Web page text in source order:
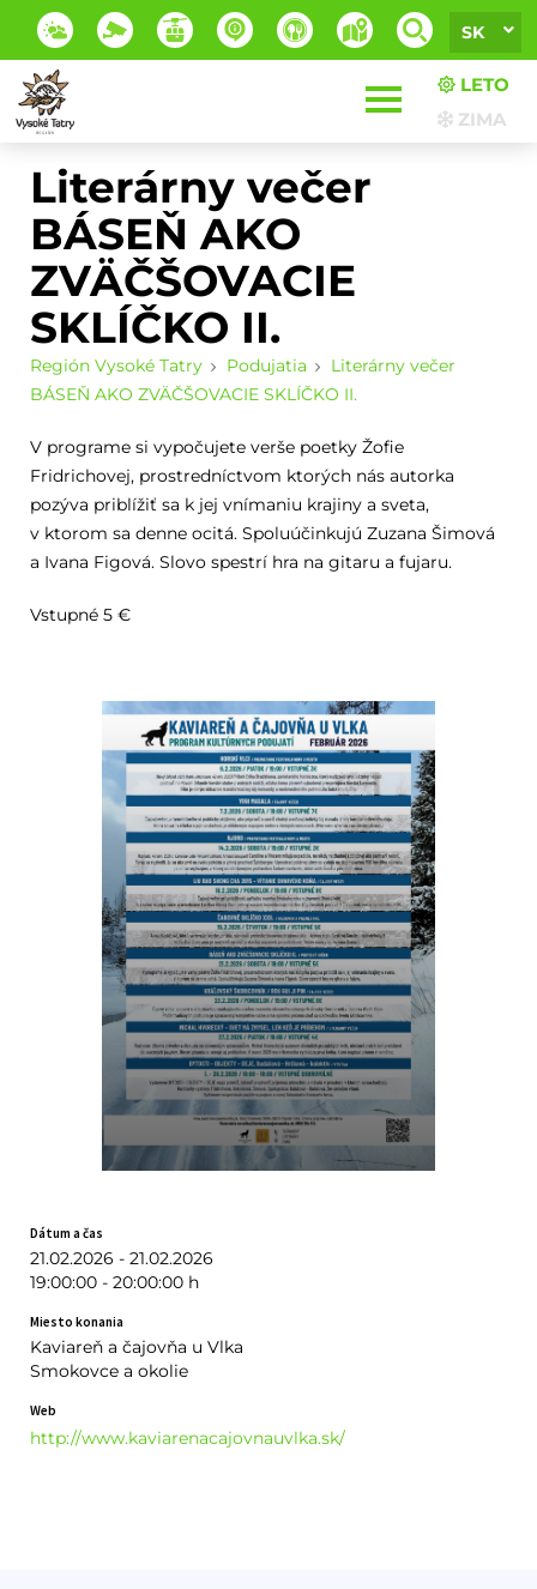
SK
LETO
ZIMA
Literárny večer
BÁSEŇ AKO
ZVÄČŠOVACIE
SKLÍČKO II.
Región Vysoké Tatry Podujatia
Literárny večer
BÁSEŇ AKO ZVÄČŠOVACIE SKLÍČKO II.
V programe si vypočujete verše poetky Žofie
Fridrichovej, prostredníctvom ktorých nás autorka
pozýva priblížiť sa k jej vnímaniu krajiny a sveta,
v ktorom sa denne ocitá. Spoluúčinkujú Zuzana Šimová
a Ivana Figová. Slovo spestrí hra na gitaru a fujaru.
Vstupné 5 €
Dátum a čas
21.02.2026 - 21.02.2026
19:00:00 - 20:00:00 h
Miesto konania
Kaviareň a čajovňa u Vlka
Smokovce a okolie
Web
http://www.kaviarenacajovnauvlka.sk/